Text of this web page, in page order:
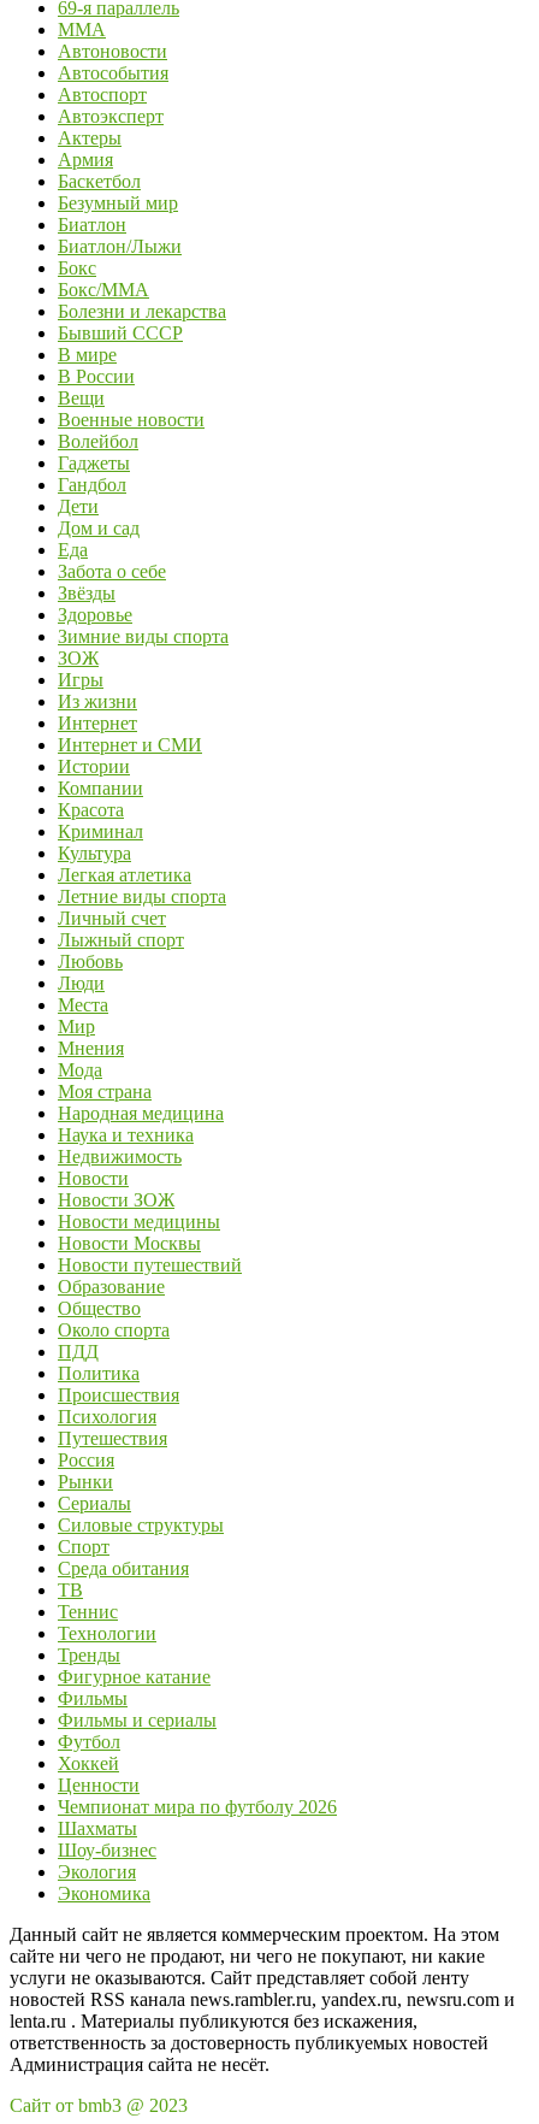
69-я параллель
MMA
Автоновости
Автособытия
Автоспорт
Автоэксперт
Актеры
Армия
Баскетбол
Безумный мир
Биатлон
Биатлон/Лыжи
Бокс
Бокс/MMA
Болезни и лекарства
Бывший СССР
В мире
В России
Вещи
Военные новости
Волейбол
Гаджеты
Гандбол
Дети
Дом и сад
Еда
Забота о себе
Звёзды
Здоровье
Зимние виды спорта
ЗОЖ
Игры
Из жизни
Интернет
Интернет и СМИ
Истории
Компании
Красота
Криминал
Культура
Легкая атлетика
Летние виды спорта
Личный счет
Лыжный спорт
Любовь
Люди
Места
Мир
Мнения
Мода
Моя страна
Народная медицина
Наука и техника
Недвижимость
Новости
Новости ЗОЖ
Новости медицины
Новости Москвы
Новости путешествий
Образование
Общество
Около спорта
ПДД
Политика
Происшествия
Психология
Путешествия
Россия
Рынки
Сериалы
Силовые структуры
Спорт
Среда обитания
ТВ
Теннис
Технологии
Тренды
Фигурное катание
Фильмы
Фильмы и сериалы
Футбол
Хоккей
Ценности
Чемпионат мира по футболу 2026
Шахматы
Шоу-бизнес
Экология
Экономика
Данный сайт не является коммерческим проектом. На этом
сайте ни чего не продают, ни чего не покупают, ни какие
услуги не оказываются. Сайт представляет собой ленту
новостей RSS канала news.rambler.ru, yandex.ru, newsru.com и
lenta.ru . Материалы публикуются без искажения,
ответственность за достоверность публикуемых новостей
Администрация сайта не несёт.
Сайт от bmb3 @ 2023